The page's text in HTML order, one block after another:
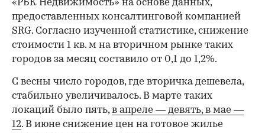
«РБК Недвижимость» на основе данных,
предоставленных консалтинговой компанией
SRG. Согласно изученной статистике, снижение
стоимости 1 кв. м на вторичном рынке таких
городов за месяц составило от 0,1 до 1,2%.
С весны число городов, где вторичка дешевела,
стабильно увеличивалось. В марте таких
локаций было пять,в апреле — девять,в мае —
12. В июне снижение цен на готовое жилье